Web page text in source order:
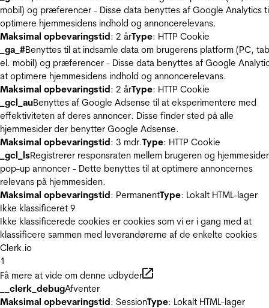
mobil) og præferencer - Disse data benyttes af Google Analytics
optimere hjemmesidens indhold og annoncerelevans.
Maksimal opbevaringstid: 2 årType: HTTP Cookie
_ga_#Benyttes til at indsamle data om brugerens platform (PC,
el. mobil) og præferencer - Disse data benyttes af Google
at optimere hjemmesidens indhold og annoncerelevans.
Maksimal opbevaringstid: 2 årType: HTTP Cookie
_gcl_auBenyttes af Google Adsense til at eksperimentere med
effektiviteten af deres annoncer. Disse finder sted på alle
hjemmesider der benytter Google Adsense.
Maksimal opbevaringstid: 3 mdr.Type: HTTP Cookie
_gcl_lsRegistrerer responsraten mellem brugeren og
pop-up annoncer - Dette benyttes til at optimere annoncernes
relevans på hjemmesiden.
Maksimal opbevaringstid: PermanentType: Lokalt HTML-lager
Ikke klassificeret 9
Ikke klassificerede cookies er cookies som vi er i gang med at
klassificere sammen med leverandørerne af de enkelte cookies
Clerk.io
1
Få mere at vide om denne udbyder
__clerk_debugAfventer
Maksimal opbevaringstid: SessionType: Lokalt HTML-lager